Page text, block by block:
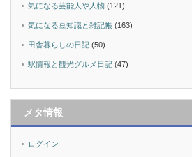
気になる芸能人や人物 (121)
気になる豆知識と雑記帳 (163)
田舎暮らしの日記 (50)
駅情報と観光グルメ日記 (47)
メタ情報
ログイン